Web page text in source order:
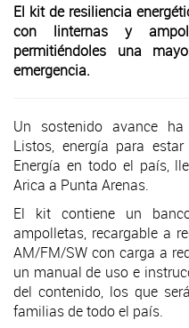
El kit de resiliencia
con linternas y
permitiéndoles una
emergencia.
Un sostenido avance
Listos, energía para
Energía en todo el país,
Arica a Punta Arenas.
El kit contiene un
ampolletas, recargable a
AM/FM/SW con carga a
un manual de uso e
del contenido, los que
familias de todo el país.